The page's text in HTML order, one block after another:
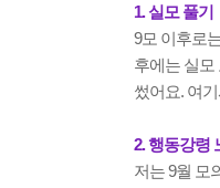
1. 실모 풀기
9모 이후로
후에는 실모
썼어요. 여
2. 행동강령
저는 9월 모